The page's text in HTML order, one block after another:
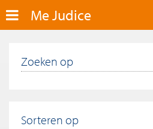
Me Judice
Zoeken op
Sorteren op